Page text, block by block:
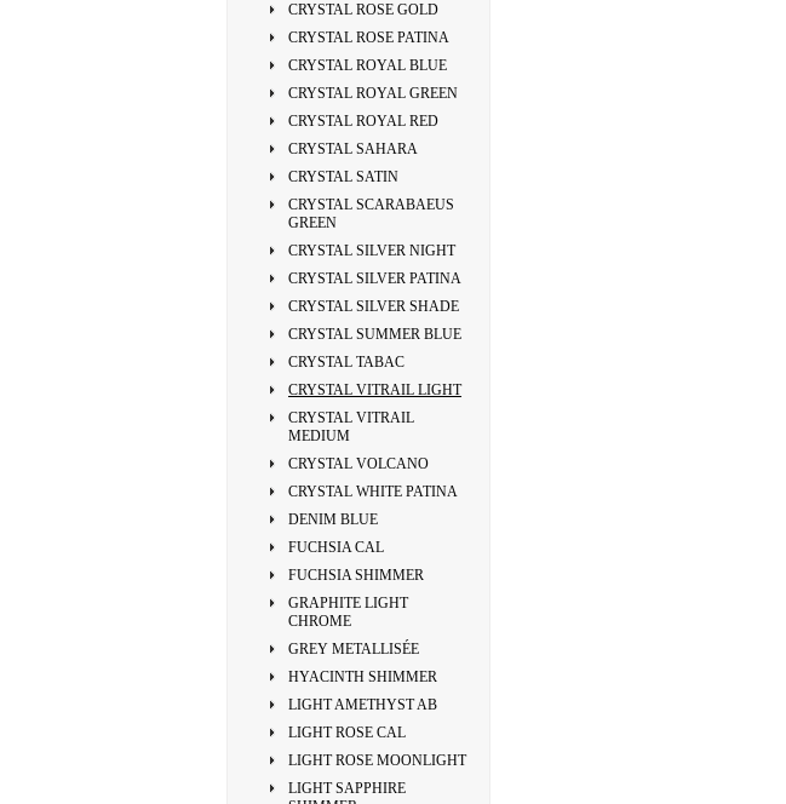
CRYSTAL ROSE GOLD
CRYSTAL ROSE PATINA
CRYSTAL ROYAL BLUE
CRYSTAL ROYAL GREEN
CRYSTAL ROYAL RED
CRYSTAL SAHARA
CRYSTAL SATIN
CRYSTAL SCARABAEUS
GREEN
CRYSTAL SILVER NIGHT
CRYSTAL SILVER PATINA
CRYSTAL SILVER SHADE
CRYSTAL SUMMER BLUE
CRYSTAL TABAC
CRYSTAL VITRAIL LIGHT
CRYSTAL VITRAIL
MEDIUM
CRYSTAL VOLCANO
CRYSTAL WHITE PATINA
DENIM BLUE
FUCHSIA CAL
FUCHSIA SHIMMER
GRAPHITE LIGHT
CHROME
GREY METALLISÉE
HYACINTH SHIMMER
LIGHT AMETHYST AB
LIGHT ROSE CAL
LIGHT ROSE MOONLIGHT
LIGHT SAPPHIRE